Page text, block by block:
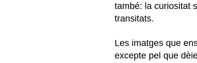
també: la curiositat
transitats.
Les imatges que
excepte pel que